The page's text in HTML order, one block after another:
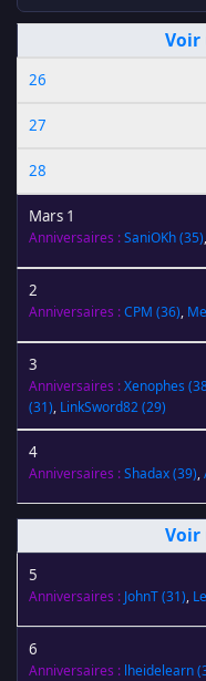
26
27
28
Mars 1
Anniversaires :SaniOKh(35),
2
Anniversaires :CPM (36),
3
Anniversaires :Xenophes
(31), LinkSword82(29)
4
Anniversaires :Shadax(39),
5
Anniversaires : JohnT(31),
6
Anniversaires : lheidelearn